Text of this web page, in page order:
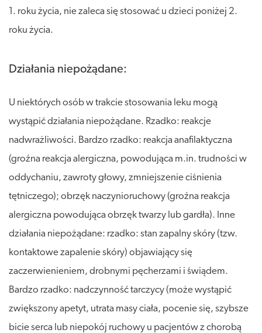
1. roku życia, nie zaleca się stosować u dzieci poniżej 2.
roku życia.
Działania niepożądane:
U niektórych osób w trakcie stosowania leku mogą
wystąpić działania niepożądane. Rzadko: reakcje
nadwrażliwości. Bardzo rzadko: reakcja anafilaktyczna
(groźna reakcja alergiczna, powodująca m.in. trudności w
oddychaniu, zawroty głowy, zmniejszenie ciśnienia
tętniczego); obrzęk naczynioruchowy (groźna reakcja
alergiczna powodująca obrzęk twarzy lub gardła). Inne
działania niepożądane: rzadko: stan zapalny skóry (tzw.
kontaktowe zapalenie skóry) objawiający się
zaczerwienieniem, drobnymi pęcherzami i świądem.
Bardzo rzadko: nadczynność tarczycy (może wystąpić
zwiększony apetyt, utrata masy ciała, pocenie się, szybsze
bicie serca lub niepokój ruchowy u pacjentów z chorobą